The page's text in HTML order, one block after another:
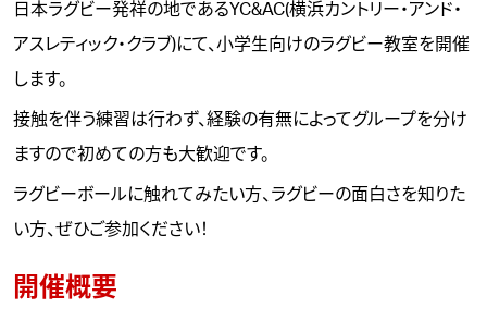
日本ラグビー発祥の地であるYC&AC(横浜カントリー・アンド・
アスレティック・クラブ)にて、小学生向けのラグビー教室を開催
します。
接触を伴う練習は行わず、経験の有無によってグループを分け
ますので初めての方も大歓迎です。
ラグビーボールに触れてみたい方、ラグビーの面白さを知りた
い方、ぜひご参加ください！
開催概要